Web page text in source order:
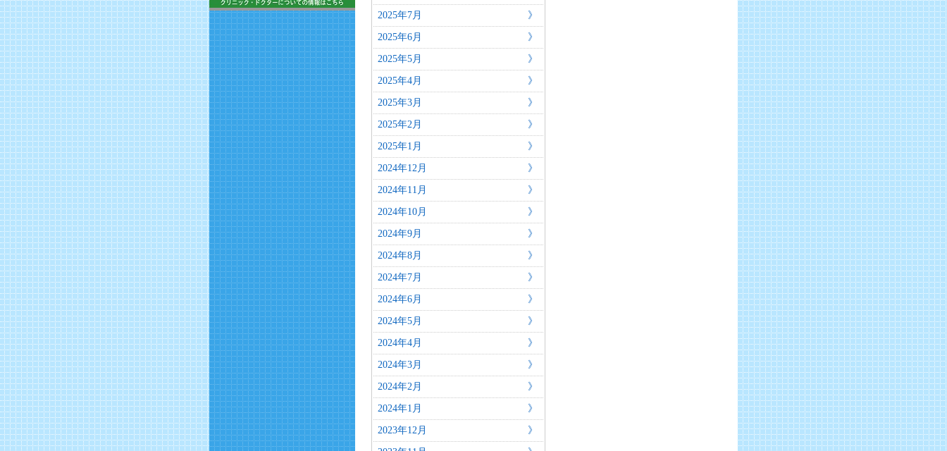
2025年7月
2025年6月
2025年5月
2025年4月
2025年3月
2025年2月
2025年1月
2024年12月
2024年11月
2024年10月
2024年9月
2024年8月
2024年7月
2024年6月
2024年5月
2024年4月
2024年3月
2024年2月
2024年1月
2023年12月